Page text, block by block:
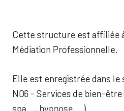
Cette structure est affiliée
Médiation Professionnelle.
Elle est enregistrée dans
N06 - Services de bien-
spa..., hypnose,…)